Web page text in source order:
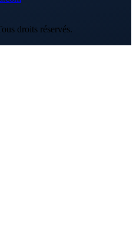
droits réservés.